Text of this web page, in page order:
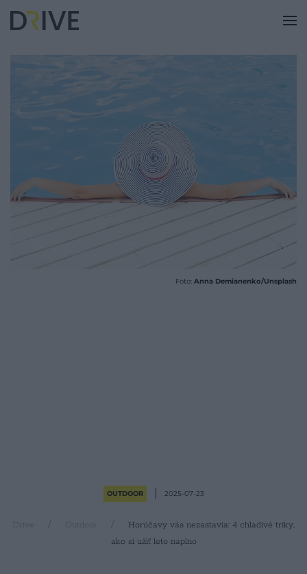
Foto: Anna Demianenko/Unsplash
OUTDOOR 2025-07-23
Drive Outdoor
Horúčavy vás nezastavia: 4 chladivé triky,
ako si užiť leto naplno